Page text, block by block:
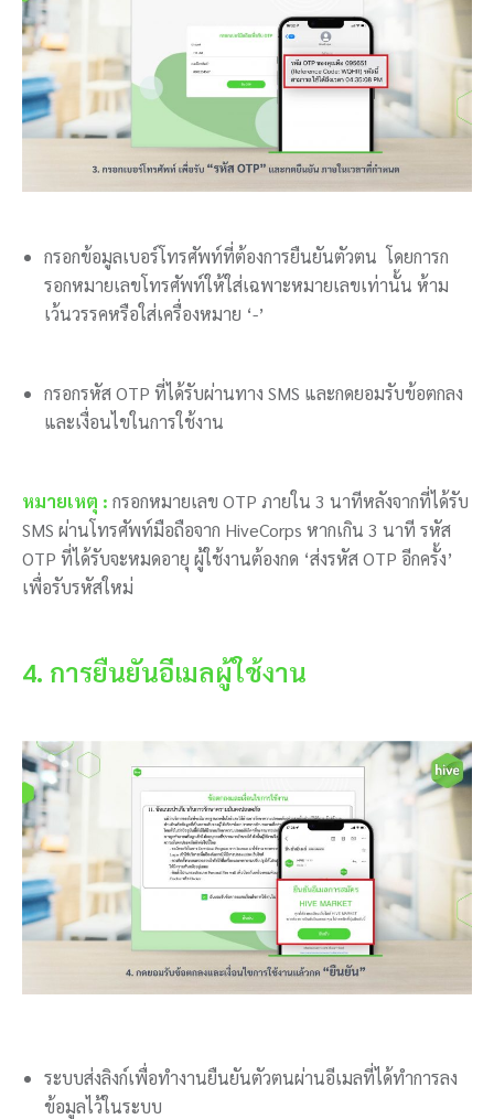
กรอกข้อมูลเบอร์โทรศัพท์ที่ต้องการยืนยันตัวตน โดยการก
รอกหมายเลขโทรศัพท์ให้ใส่เฉพาะหมายเลขเท่านั้น ห้าม
เว้นวรรคหรือใส่เครื่องหมาย ‘-’
กรอกรหัส OTP ที่ได้รับผ่านทาง SMS และกดยอมรับข้อตกลง
และเงื่อนไขในการใช้งาน
หมายเหตุ​ : กรอกหมายเลข OTP ภายใน 3 นาทีหลังจากที่ได้รับ
SMS ผ่านโทรศัพท์มือถือจาก HiveCorps หากเกิน 3 นาที รหัส
OTP ที่ได้รับจะหมดอายุ ผู้ใช้งานต้องกด ‘ส่งรหัส OTP อีกครั้ง’
เพื่อรับรหัสใหม่
4. การยืนยันอีเมลผู้ใช้งาน
ระบบส่งลิงก์เพื่อทำงานยืนยันตัวตนผ่านอีเมลที่ได้ทำการลง
ข้อมูลไว้ในระบบ